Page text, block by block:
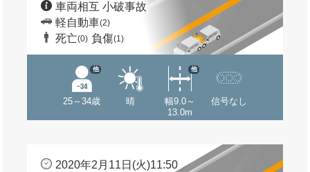
車両相互 小破事故
軽自動車(2)
死亡(0) 負傷(1)
25～34歳
他
晴
幅9.0～
13.0m
他
信号なし
2020年2月11日(火)11:50